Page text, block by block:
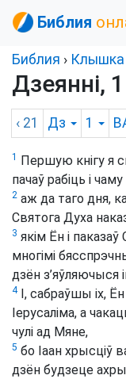
Библия
Библия › Клышка
Дзеянні, 1
‹ 21 Дз 1
1
Першую кнігу я
пачаў рабіць і
2 аж да таго дня,
Святога Духа
3 якім Ён і
многімі
дзён з’яўляючыся
4І, сабраўшы іх,
Іерусаліма, а
чулі ад Мяне,
5 бо Іаан хрысціў
дзён будзеце